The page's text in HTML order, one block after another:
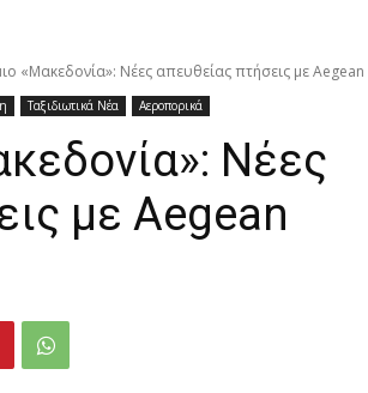
«Μακεδονία»: Νέες απευθείας πτήσεις με Aegean
Ταξιδιωτικά Νέα Αεροπορικά
Νέες
με Aegean